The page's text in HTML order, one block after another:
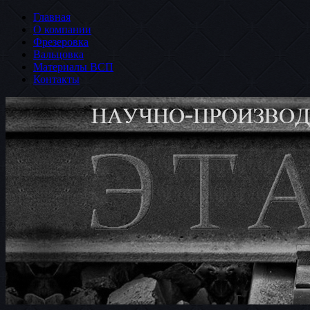
Главная
О компании
Фрезеровка
Вальцовка
Материалы ВСП
Контакты